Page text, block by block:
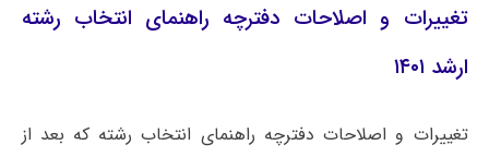
تغییرات و اصلاحات دفترچه راهنمای انتخاب رشته
ارشد ۱۴۰۱
تغییرات و اصلاحات دفترچه راهنمای انتخاب رشته که بعد از